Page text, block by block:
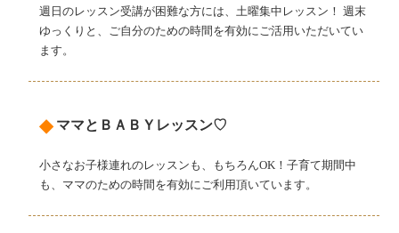
週日のレッスン受講が困難な方には、土曜集中レッスン！ 週末
ゆっくりと、ご自分のための時間を有効にご活用いただいてい
ます。
◆ママとＢＡＢＹレッスン♡
小さなお子様連れのレッスンも、もちろんOK！子育て期間中
も、ママのための時間を有効にご利用頂いています。